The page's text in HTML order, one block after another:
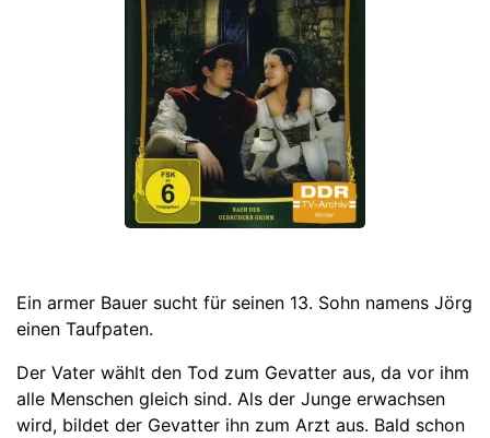
Ein armer Bauer sucht für seinen 13. Sohn namens Jörg
einen Taufpaten.
Der Vater wählt den Tod zum Gevatter aus, da vor ihm
alle Menschen gleich sind. Als der Junge erwachsen
wird, bildet der Gevatter ihn zum Arzt aus. Bald schon